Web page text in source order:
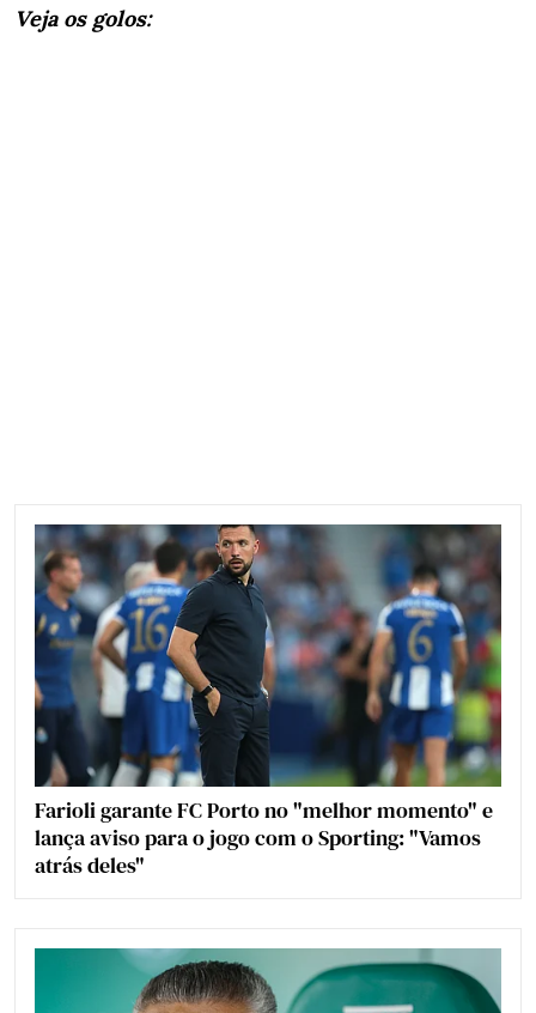
Veja os golos:
Farioli garante FC Porto no "melhor momento" e
lança aviso para o jogo com o Sporting: "Vamos
atrás deles"